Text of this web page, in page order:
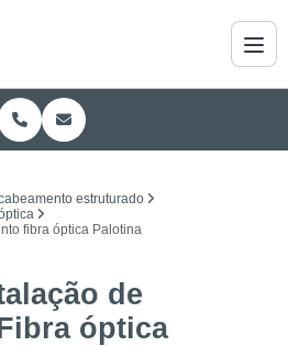
estruturado
fibra óptica Palotina
de
óptica